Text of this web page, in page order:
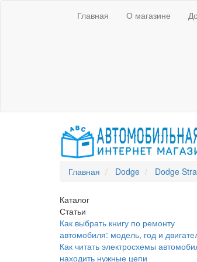
Главная О магазине
Главная Dodge Dodge
Каталог
Статьи
Как выбрать книгу по ремонту
автомобиля: модель, год и
Как читать электросхемы
находить нужные цепи